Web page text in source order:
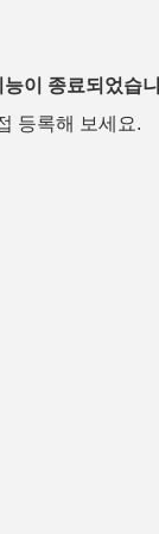
이 종료되었습
등록해 보세요.